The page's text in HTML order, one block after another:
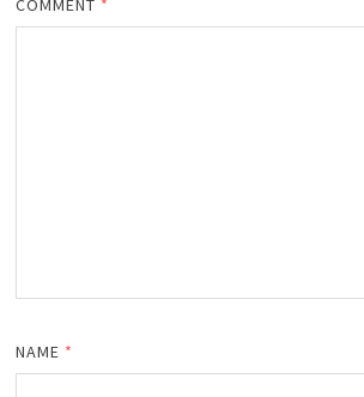
COMMENT *
NAME *